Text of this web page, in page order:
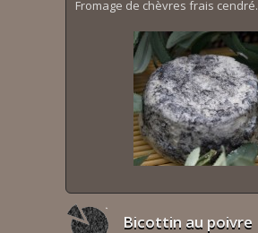
Fromage de chèvres frais cendré.
Bicottin au poivre